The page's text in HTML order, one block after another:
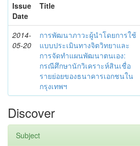
Issue
Date
Title
2014-
05-20
การพัฒนาภาวะผู้นำโดยการใช้
แบบประเมินทางจิตวิทยาและ
การจัดทำแผนพัฒนาตนเอง:
กรณีศึกษานักวิเคราะห์สินเชื่อ
รายย่อยของธนาคารเอกชนใน
กรุงเทพฯ
Discover
Subject